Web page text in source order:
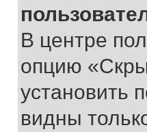
В центре
опцию
установить
видны